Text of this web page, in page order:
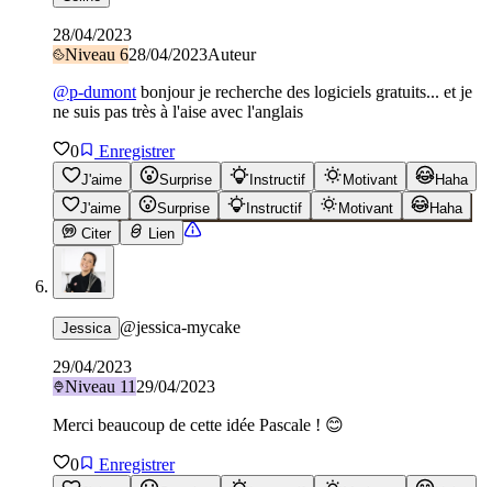
28/04/2023
Niveau 628/04/2023Auteur
@p-dumont bonjour je recherche des logiciels gratuits... et je
ne suis pas très à l'aise avec l'anglais
0 Enregistrer
J'aime Surprise Instructif Motivant
Haha
J'aime
Surprise Instructif Motivant
Haha
Citer
Lien
Jessica @jessica-mycake
29/04/2023
Niveau 11 29/04/2023
Merci beaucoup de cette idée Pascale ! 😊
0 Enregistrer